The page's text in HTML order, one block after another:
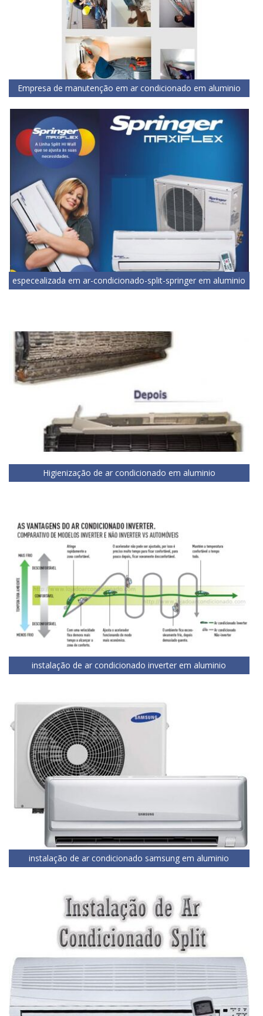
Empresa de manutenção em ar condicionado em aluminio
especealizada em ar-condicionado-split-springer em aluminio
Higienização de ar condicionado em aluminio
instalação de ar condicionado inverter em aluminio
instalação de ar condicionado samsung em aluminio